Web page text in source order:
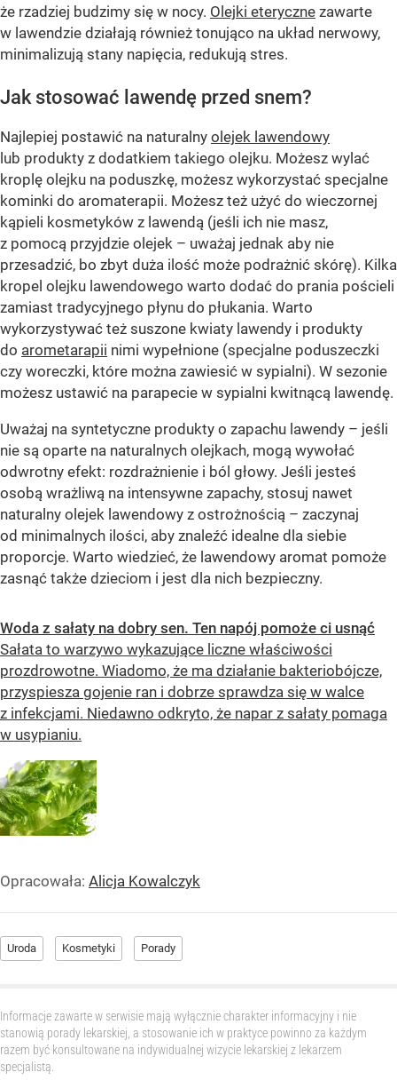
że rzadziej budzimy się w nocy. Olejki eteryczne zawarte
w lawendzie działają również tonująco na układ nerwowy,
minimalizują stany napięcia, redukują stres.
Jak stosować lawendę przed snem?
Najlepiej postawić na naturalny olejek lawendowy
lub produkty z dodatkiem takiego olejku. Możesz wylać
kroplę olejku na poduszkę, możesz wykorzystać specjalne
kominki do aromaterapii. Możesz też użyć do wieczornej
kąpieli kosmetyków z lawendą (jeśli ich nie masz,
z pomocą przyjdzie olejek – uważaj jednak aby nie
przesadzić, bo zbyt duża ilość może podrażnić skórę). Kilka
kropel olejku lawendowego warto dodać do prania pościeli
zamiast tradycyjnego płynu do płukania. Warto
wykorzystywać też suszone kwiaty lawendy i produkty
do arometarapii nimi wypełnione (specjalne poduszeczki
czy woreczki, które można zawiesić w sypialni). W sezonie
możesz ustawić na parapecie w sypialni kwitnącą lawendę.
Uważaj na syntetyczne produkty o zapachu lawendy – jeśli
nie są oparte na naturalnych olejkach, mogą wywołać
odwrotny efekt: rozdrażnienie i ból głowy. Jeśli jesteś
osobą wrażliwą na intensywne zapachy, stosuj nawet
naturalny olejek lawendowy z ostrożnością – zaczynaj
od minimalnych ilości, aby znaleźć idealne dla siebie
proporcje. Warto wiedzieć, że lawendowy aromat pomoże
zasnąć także dzieciom i jest dla nich bezpieczny.
Woda z sałaty na dobry sen. Ten napój pomoże ci usnąć
Sałata to warzywo wykazujące liczne właściwości
prozdrowotne. Wiadomo, że ma działanie bakteriobójcze,
przyspiesza gojenie ran i dobrze sprawdza się w walce
z infekcjami. Niedawno odkryto, że napar z sałaty pomaga
w usypianiu.
Opracowała: Alicja Kowalczyk
Uroda Kosmetyki Porady
Informacje zawarte w serwisie mają wyłącznie charakter informacyjny i nie
stanowią porady lekarskiej, a stosowanie ich w praktyce powinno za każdym
razem być konsultowane na indywidualnej wizycie lekarskiej z lekarzem
specjalistą.